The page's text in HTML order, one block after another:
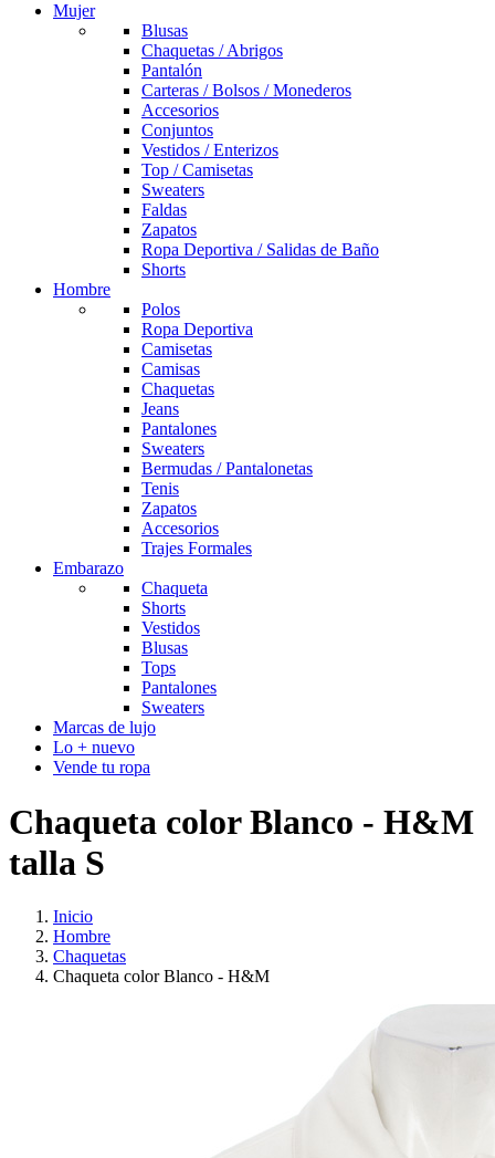
Mujer
Blusas
Chaquetas / Abrigos
Pantalón
Carteras / Bolsos / Monederos
Accesorios
Conjuntos
Vestidos / Enterizos
Top / Camisetas
Sweaters
Faldas
Zapatos
Ropa Deportiva / Salidas de Baño
Shorts
Hombre
Polos
Ropa Deportiva
Camisetas
Camisas
Chaquetas
Jeans
Pantalones
Sweaters
Bermudas / Pantalonetas
Tenis
Zapatos
Accesorios
Trajes Formales
Embarazo
Chaqueta
Shorts
Vestidos
Blusas
Tops
Pantalones
Sweaters
Marcas de lujo
Lo + nuevo
Vende tu ropa
Chaqueta color Blanco - H&M
talla S
Inicio
Hombre
Chaquetas
Chaqueta color Blanco - H&M